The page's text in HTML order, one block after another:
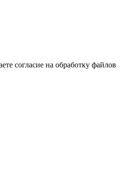
согласие на обработку файлов